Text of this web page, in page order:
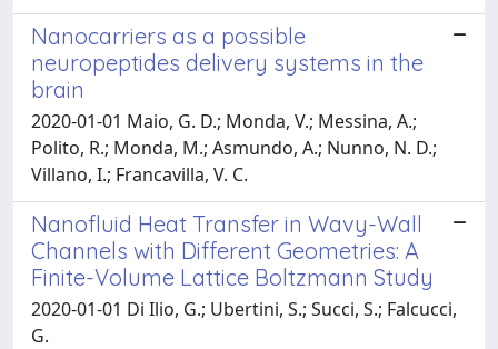
Nanocarriers as a possible
neuropeptides delivery systems in the
brain
2020-01-01 Maio, G. D.; Monda, V.; Messina, A.;
Polito, R.; Monda, M.; Asmundo, A.; Nunno, N. D.;
Villano, I.; Francavilla, V. C.
Nanofluid Heat Transfer in Wavy-Wall
Channels with Different Geometries: A
Finite-Volume Lattice Boltzmann Study
2020-01-01 Di Ilio, G.; Ubertini, S.; Succi, S.; Falcucci,
G.